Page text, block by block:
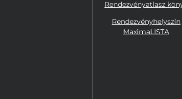
Rendezvényatlasz
Rendezvényhelyszín
MaximaLISTA